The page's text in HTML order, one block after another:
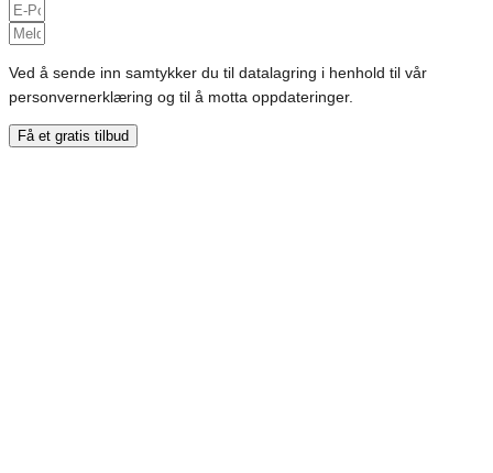
Ved å sende inn samtykker du til datalagring i henhold til vår
personvernerklæring og til å motta oppdateringer.
Få et gratis tilbud